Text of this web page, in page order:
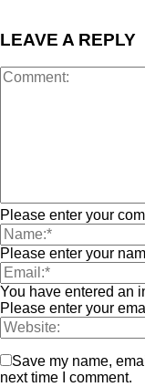
LEAVE A REPLY
Please enter your
Please enter your
You have entered an
Please enter your
Save my name,
next time I comment.